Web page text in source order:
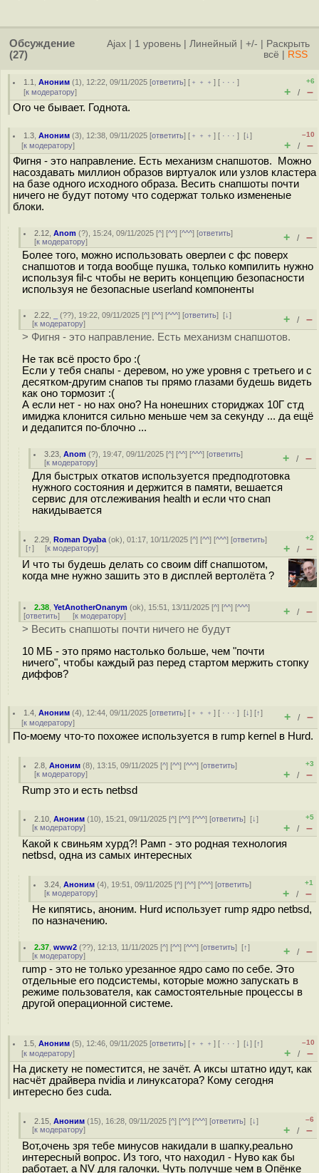
Обсуждение
(27)
Ajax 1 уровень Линейный +/-
Раскрыть
всё
RSS
1.1 ,Аноним (1), 12:22, 09/11/2025 [ответить] [ ﹢﹢﹢] [ · · ·]
[к модератору]
+6
+ / –
Ого че бывает. Годнота.
1.3 ,Аноним (3), 12:38, 09/11/2025 [ответить] [ ﹢﹢﹢] [ · · ·][↓]
[к модератору]
–10
+ / –
Фигня - это направление. Есть механизм снапшотов. Можно
насоздавать миллион образов виртуалок или узлов кластера
на базе одного исходного образа. Весить снапшоты почти
ничего не будут потому что содержат только измененые
блоки.
2.12 ,Anom (?), 15:24, 09/11/2025 [^] [^^] [^^^] [ответить]
[к модератору] + / –
Более того, можно использовать оверлеи с фс поверх
снапшотов и тогда вообще пушка, только компилить нужно
используя fil-c чтобы не верить концепцию безопасности
используя не безопасные userland компоненты
2.22 (??), 19:22, 09/11/2025 [^] [^^] [^^^] [ответить][↓]
[к модератору] + / –
> Фигня - это направление. Есть механизм снапшотов.
Не так всё просто бро :(
Если у тебя снапы - деревом, но уже уровня с третьего и с
десятком-другим снапов ты прямо глазами будешь видеть
как оно тормозит :(
А если нет - но нах оно? На нонешних сториджах 10Г стд
имиджа клонится сильно меньше чем за секунду ... да ещё
и дедапится по-блочно ...
3.23 ,Anom (?), 19:47, 09/11/2025 [^] [^^] [^^^] [ответить]
[к модератору] + / –
Для быстрых откатов используется предподготовка
нужного состояния и держится в памяти, вешается
сервис для отслеживания health и если что снап
накидывается
2.29 ,Roman Dyaba (ok), 01:17, 10/11/2025 [^] [^^] [^^^] [ответить]
[↑] [к модератору]
+2
+ / –
И что ты будешь делать со своим diff снапшотом,
когда мне нужно зашить это в дисплей вертолёта ?
2.38 ,YetAnotherOnanym (ok), 15:51, 13/11/2025 [^] [^^] [^^^]
[ответить] [к модератору] + / –
> Весить снапшоты почти ничего не будут
10 МБ - это прямо настолько больше, чем "почти
ничего", чтобы каждый раз перед стартом мержить стопку
диффов?
1.4 ,Аноним (4), 12:44, 09/11/2025 [ответить] [ ﹢﹢﹢] [ · · ·][↓] [↑]
[к модератору] + / –
По-моему что-то похожее используется в rump kernel в Hurd.
2.8 ,Аноним (8), 13:15, 09/11/2025 [^] [^^] [^^^] [ответить]
[к модератору]
+3
+ / –
Rump это и есть netbsd
2.10 ,Аноним (10), 15:21, 09/11/2025 [^] [^^] [^^^] [ответить][↓]
[к модератору]
+5
+ / –
Какой к свиньям хурд?! Рамп - это родная технология
netbsd, одна из самых интересных
3.24 ,Аноним (4), 19:51, 09/11/2025 [^] [^^] [^^^] [ответить]
[к модератору]
+1
+ / –
Не кипятись, аноним. Hurd использует rump ядро netbsd,
по назначению.
2.37 ,www2 (??), 12:13, 11/11/2025 [^] [^^] [^^^] [ответить][↑]
[к модератору] + / –
rump - это не только урезанное ядро само по себе. Это
отдельные его подсистемы, которые можно запускать в
режиме пользователя, как самостоятельные процессы в
другой операционной системе.
1.5 ,Аноним (5), 12:46, 09/11/2025 [ответить] [ ﹢﹢﹢] [ · · ·][↓] [↑]
[к модератору]
–10
+ / –
На дискету не поместится, не зачёт. А иксы штатно идут, как
насчёт драйвера nvidia и линуксатора? Кому сегодня
интересно без cuda.
2.15 ,Аноним (15), 16:28, 09/11/2025 [^] [^^] [^^^] [ответить][↓]
[к модератору]
–6
+ / –
Вот,очень зря тебе минусов накидали в шапку,реально
интересный вопрос. Из того, что находил - Нуво как бы
работает, а NV для галочки. Чуть получше чем в Опёнке